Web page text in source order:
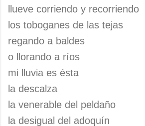
llueve corriendo y recorriendo
los toboganes de las tejas
regando a baldes
o llorando a ríos
mi lluvia es ésta
la descalza
la venerable del peldaño
la desigual del adoquín